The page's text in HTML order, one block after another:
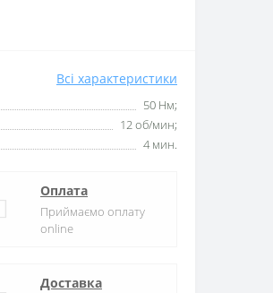
Всі характеристики
50 Нм;
12 об/мин;
4 мин.
Оплата
Приймаємо оплату
online
Доставка